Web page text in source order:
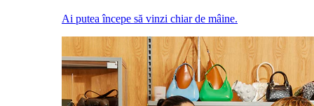
Ai putea începe să vinzi chiar de mâine.